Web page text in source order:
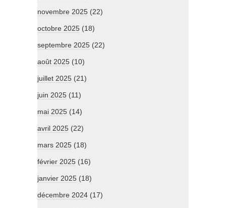
novembre 2025 (22)
octobre 2025 (18)
septembre 2025 (22)
août 2025 (10)
juillet 2025 (21)
juin 2025 (11)
mai 2025 (14)
avril 2025 (22)
mars 2025 (18)
février 2025 (16)
janvier 2025 (18)
décembre 2024 (17)